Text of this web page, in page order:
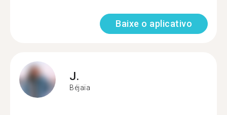
Baixe o aplicativo
J.
Béjaïa